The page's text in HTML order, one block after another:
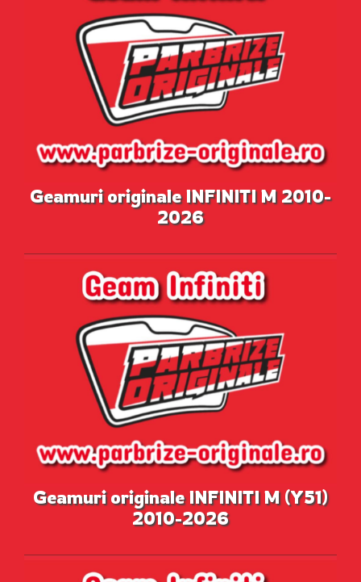
Geamuri originale INFINITI M 2010-
2026
Geamuri originale INFINITI M (Y51)
2010-2026